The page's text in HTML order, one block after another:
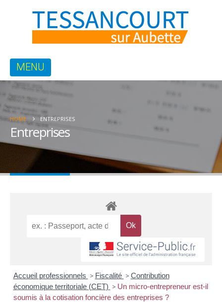
HOME ENTREPRISES
Entreprises
Accueil professionnels > Fiscalité > Contribution
économique territoriale (CET) > Un micro-entrepreneur est-il
soumis à la cotisation foncière des entreprises ?